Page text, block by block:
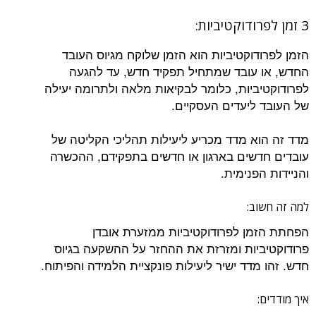
3 זמן לפרודוקטיביות:
הזמן לפרודוקטיביות הוא הזמן שלוקח מגיוס העובד
החדש, או עובד שמתחיל תפקיד חדש, עד להגעה
לפרודוקטיביות, כלומר לבקיאות מלאה ולתרומה יעילה
של העובד ליעדים העסקיים.
מדד זה הוא מדד מכריע ליעילות תהליכי הקליטה של
עובדים חדשים בארגון או חדשים בתפקידם, ההכשרה
והניידות הפנימית.
למה זה חשוב:
הפחתת הזמן לפרודוקטיביות ממזערת אובדן
פרודוקטיביות ומזרזת את ההחזר על ההשקעה בגיוס
חדש. זהו מדד ישיר ליעילות פונקציית הלמידה והפיתוח.
איך מודדים: